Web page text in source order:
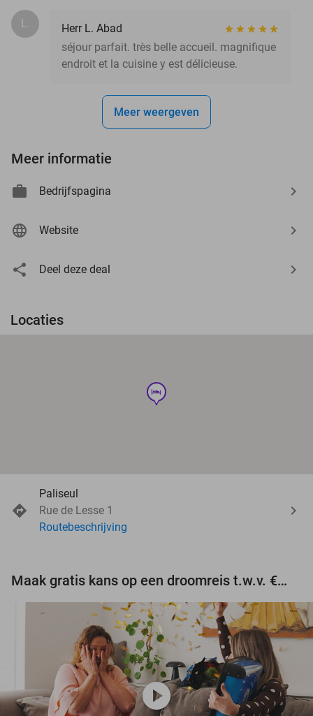
L.
Herr L. Abad
séjour parfait. très belle accueil. magnifique
endroit et la cuisine y est délicieuse.
Meer weergeven
Meer informatie
Bedrijfspagina
Website
Deel deze deal
Locaties
hotel
Paliseul
Rue de Lesse 1
Routebeschrijving
Maak gratis kans op een droomreis t.w.v. €3.000!
play_circle